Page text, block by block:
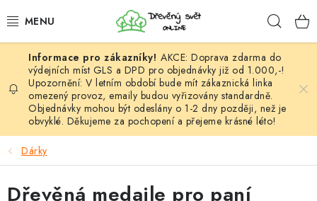
na
HÁČKOVÁNÍ
VYPLÉTÁNÍ
PŘÍZE
AKCE: Doprava zdarma do
výdejních míst GLS a DPD pro objednávky již od 1.000,-!
Upozornění: V letním období bude mít zákaznická linka
omezený provoz, emaily budou vyřizovány standardně.
Objednávky mohou být odeslány o 1-2 dny později, než je
obvyklé. Děkujeme za pochopení a přejeme krásné léto!
Dárky
Dřevěná medaile pro paní